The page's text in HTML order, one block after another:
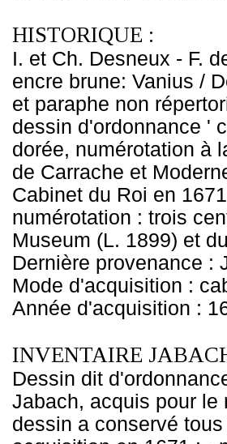
HISTORIQUE :
I. et Ch. Desneux - F.
encre brune: Vanius /
et paraphe non
dessin d'ordonnance '
dorée, numérotation à
de Carrache et
Cabinet du Roi en
numérotation : trois
Museum (L. 1899) et
Dernière provenance :
Mode d'acquisition :
Année d'acquisition :
INVENTAIRE
Dessin dit
Jabach, acquis pour le
dessin a conservé